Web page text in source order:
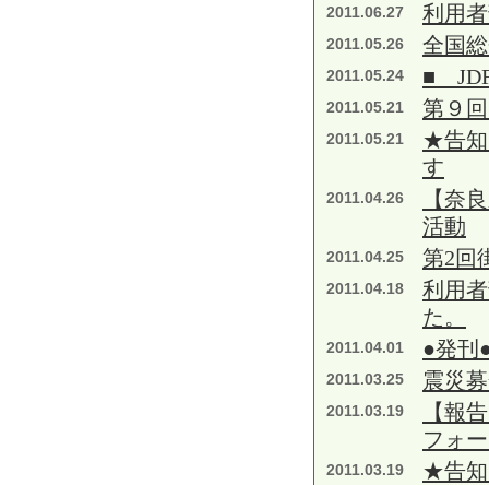
2011.06.27 利用
2011.05.26 全国
2011.05.24 ■
2011.05.21 第９
2011.05.21
★告知
す
2011.04.26
【奈
活動
2011.04.25 第2回
2011.04.18
利用
た。
2011.04.01 ●発刊
2011.03.25 震災
2011.03.19
【報
フォ
2011.03.19
★告知